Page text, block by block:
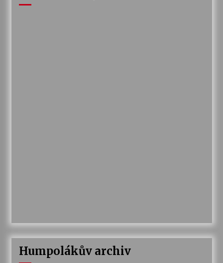
Humpolákův archiv